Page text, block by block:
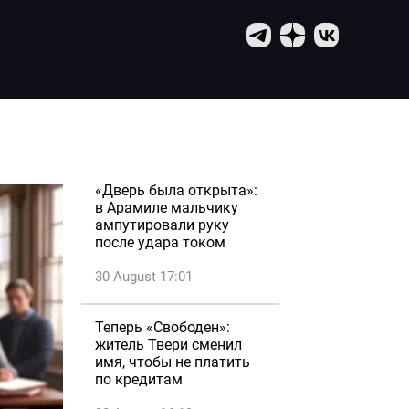
«Дверь была открыта»:
в Арамиле мальчику
ампутировали руку
после удара током
30 August 17:01
Теперь «Свободен»:
житель Твери сменил
имя, чтобы не платить
по кредитам